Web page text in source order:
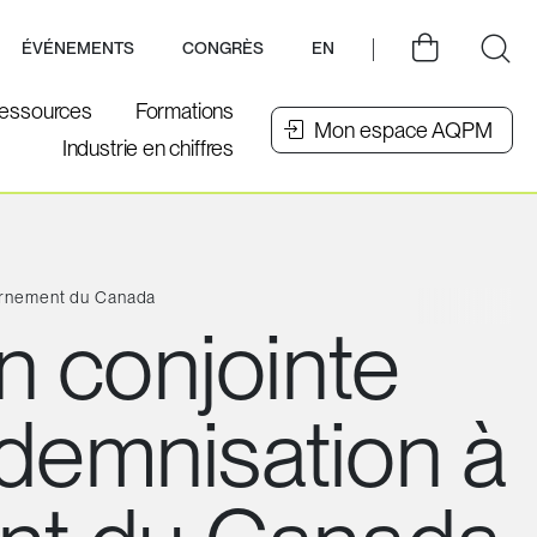
ÉVÉNEMENTS CONGRÈS EN
Formations
Industrie en chiffres
Mon espace AQPM
du Canada
conjointe
à